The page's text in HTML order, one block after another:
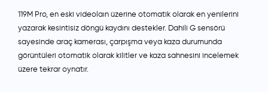
119M Pro, en eski videolaın üzerine otomatik olarak en yenilerini
yazarak kesintisiz döngü kaydını destekler. Dahili G sensörü
sayesinde araç kamerası, çarpışma veya kaza durumunda
görüntüleri otomatik olarak kilitler ve kaza sahnesini incelemek
üzere tekrar oynatır.